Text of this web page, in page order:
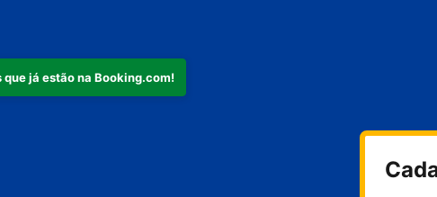
já estão na Booking.com!